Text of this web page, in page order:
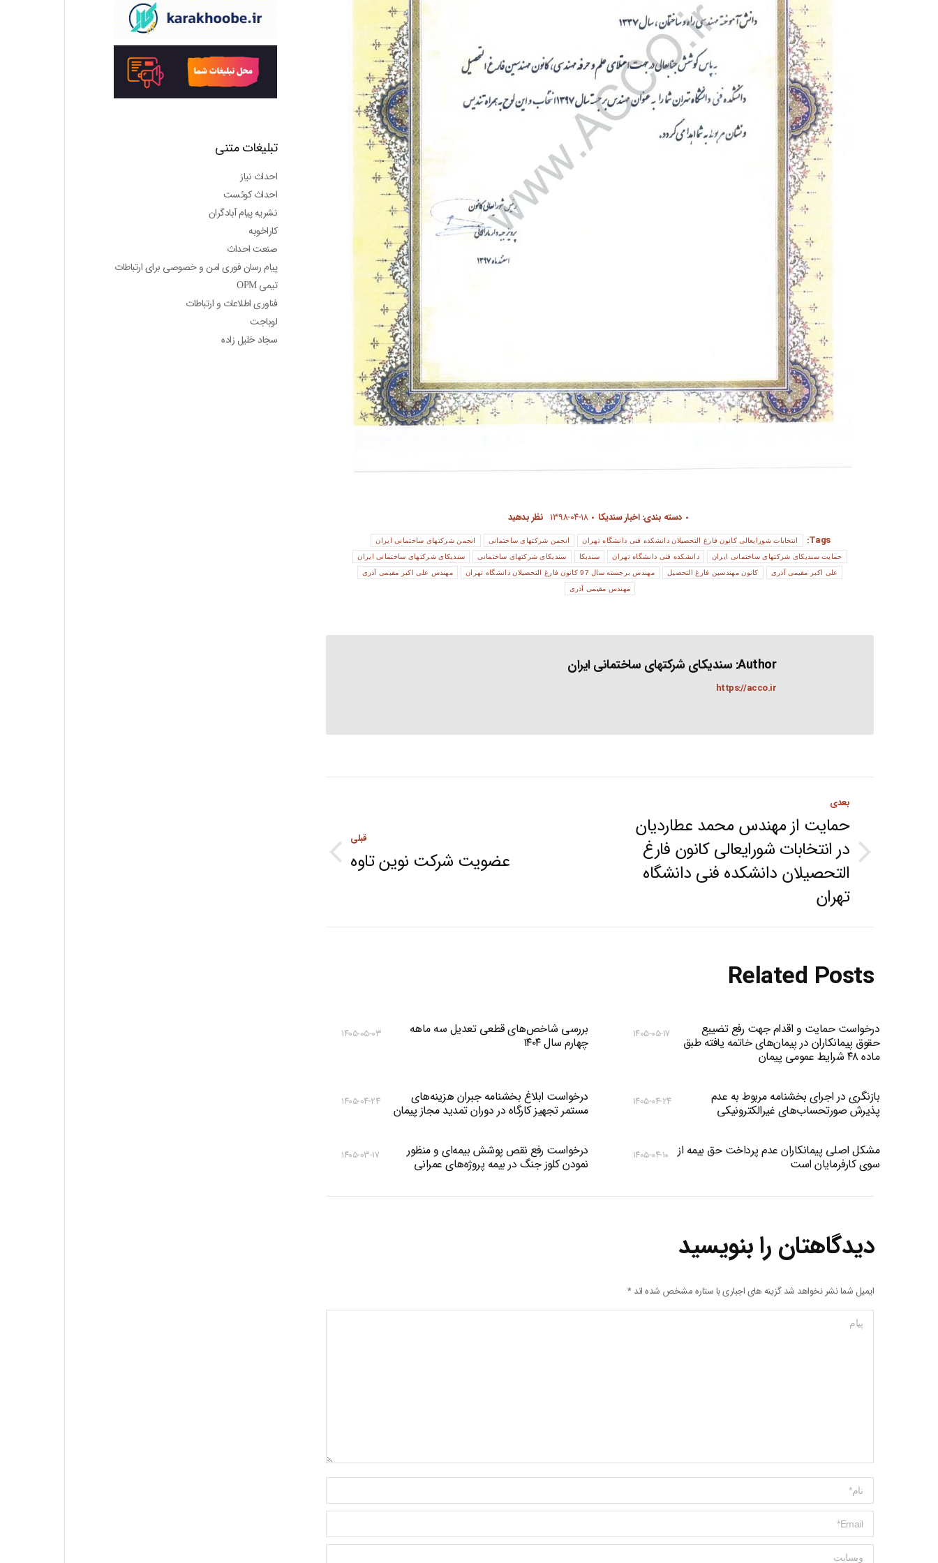
دسته بندی:اخبار سندیکا ۱۳۹۸-۰۴-۱۸ نظر بدهید
Tags:
انتخابات شورایعالی کانون فارغ التحصیلان دانشکده فنی دانشگاه تهران انجمن شرکتهای ساختمانی انجمن شرکتهای ساختمانی ایران
حمایت سندیکای شرکتهای ساختمانی ایران دانشکده فنی دانشگاه تهران سندیکا سندیکای شرکتهای ساختمانی سندیکای شرکتهای ساختمانی ایران
علی اکبر مقیمی آذری کانون مهندسین فارغ التحصیل مهندس برجسته سال 97 کانون فارغ التحصیلان دانشگاه تهران مهندس علی اکبر مقیمی آذری
مهندس مقیمی آذری
Author: سندیکای شرکتهای ساختمانی ایران
https://acco.ir
Post
navigation قبلی
Previousعضویت شرکت نوین تاوه
بعدی
Next
post:
حمایت از مهندس محمد عطاردیان
در انتخابات شورایعالی کانون فارغ
التحصیلان دانشکده فنی دانشگاه
تهران
Related Posts
درخواست حمایت و اقدام جهت رفع تضییع
حقوق پیمانکاران در پیمان‌های خاتمه یافته طبق
ماده ۴۸ شرایط عمومی پیمان
۱۴۰۵-۰۵-۱۷
بررسی شاخص‌های قطعی تعدیل سه ماهه
چهارم سال ۱۴۰۴
۱۴۰۵-۰۵-۰۳
بازنگری در اجرای بخشنامه مربوط به عدم
پذیرش صورتحساب‌های غیرالکترونیکی
۱۴۰۵-۰۴-۲۴
درخواست ابلاغ بخشنامه جبران هزینه‌های
مستمر تجهیز کارگاه در دوران تمدید مجاز پیمان
۱۴۰۵-۰۴-۲۴
مشکل اصلی پیمانکاران عدم پرداخت حق بیمه از
سوی کارفرمایان است
۱۴۰۵-۰۴-۱۰
درخواست رفع نقص پوشش بیمه‌ای و منظور
نمودن کلوز جنگ در بیمه پروژه‌های عمرانی
۱۴۰۵-۰۳-۱۷
دیدگاهتان را بنویسید
ایمیل شما نشر نخواهد شد گزینه های اجباری با ستاره مشخص شده اند*
پیام
Name *
ایمیل *
وبسایت
تبلیغات متنی
احداث نیاز
احداث کوئست
نشریه پیام آبادگران
کاراخوبه
صنعت احداث
پیام رسان فوری امن و خصوصی برای ارتباطات
تیمی OPM
فناوری اطلاعات و ارتباطات
لوباجت
سجاد خلیل زاده